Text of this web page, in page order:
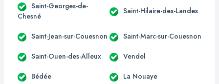
Saint-Georges-de-
Chesné
Saint-Hilaire-des-Landes
Saint-Jean-sur-Couesnon Saint-Marc-sur-Couesnon
Saint-Ouen-des-Alleux Vendel
Bédée La Nouaye